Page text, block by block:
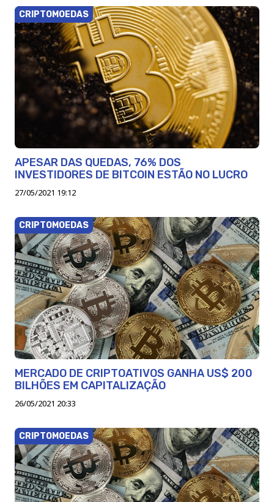
CRIPTOMOEDAS
APESAR DAS QUEDAS, 76% DOS
INVESTIDORES DE BITCOIN ESTÃO NO LUCRO
27/05/2021 19:12
CRIPTOMOEDAS
MERCADO DE CRIPTOATIVOS GANHA US$ 200
BILHÕES EM CAPITALIZAÇÃO
26/05/2021 20:33
CRIPTOMOEDAS